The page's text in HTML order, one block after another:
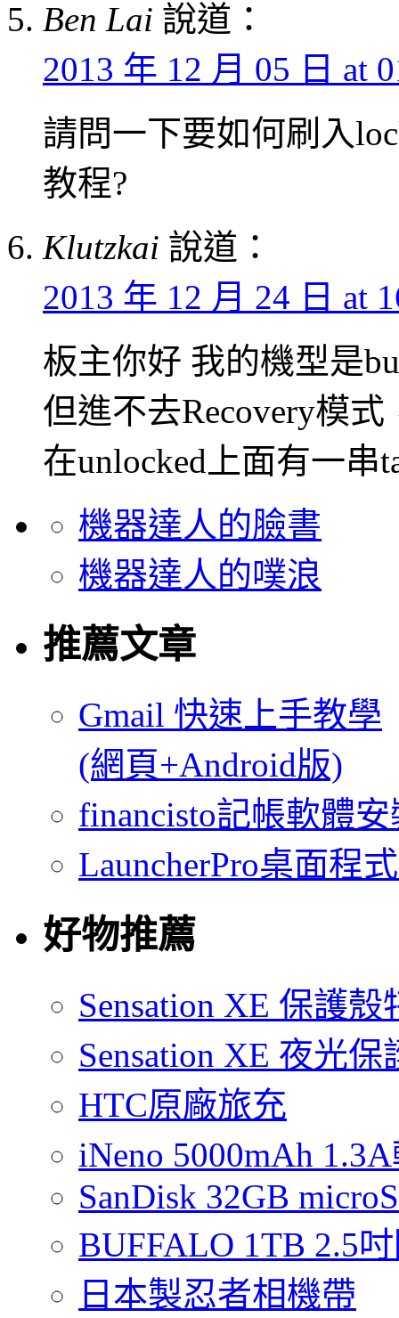
Ben Lai 說道：
2013 年 12 月 05 日 at
請問一下要如何刷入
教程?
Klutzkai 說道：
2013 年 12 月 24 日 at
板主你好 我的機型是
但進不去Recovery模
在unlocked上面有一串
機器達人的臉書
機器達人的噗浪
推薦文章
Gmail 快速上手教學
(網頁+Android版)
financisto記帳軟體
LauncherPro桌面程
好物推薦
Sensation XE 保護殼
Sensation XE 夜光
HTC原廠旅充
iNeno 5000mAh
SanDisk 32GB
BUFFALO 1TB 2.5
日本製忍者相機帶